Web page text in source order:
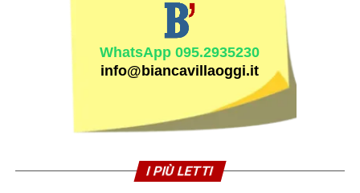
WhatsApp 095.2935230
info@biancavillaoggi.it
I PIÙ LETTI